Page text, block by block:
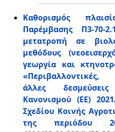
Καθορισμός
Παρέμβασης Π3-70-
μετατροπή σε
μεθόδους
γεωργία και
«
άλλες δεσμεύσεις
Κανονισμού (ΕΕ)
Σχεδίου Κοινής
της περιόδου